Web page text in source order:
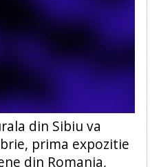
din Sibiu va
prima expozitie
din Romania,